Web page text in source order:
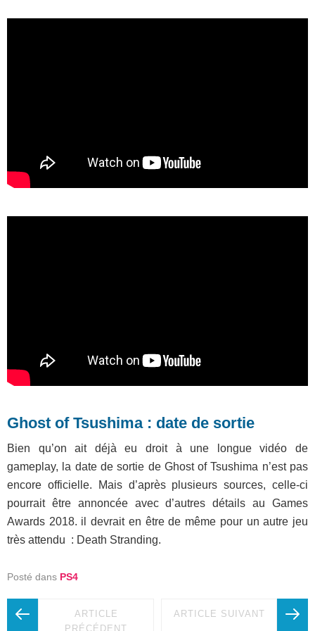
Ghost of Tsushima : date de sortie
Bien qu’on ait déjà eu droit à une longue vidéo de
gameplay, la date de sortie de Ghost of Tsushima n’est pas
encore officielle. Mais d’après plusieurs sources, celle-ci
pourrait être annoncée avec d’autres détails au Games
Awards 2018. il devrait en être de même pour un autre jeu
très attendu : Death Stranding.
Posté dans PS4
ARTICLE
PRÉCÉDENT
ARTICLE SUIVANT